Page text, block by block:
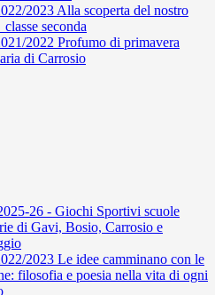
2023 Alla scoperta del nostro
seconda
2022 Profumo di primavera
di Carrosio
26 - Giochi Sportivi scuole
di Gavi, Bosio, Carrosio e
2023 Le idee camminano con le
filosofia e poesia nella vita di ogni